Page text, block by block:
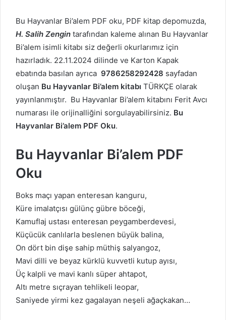
Bu Hayvanlar Bi’alem PDF oku, PDF kitap depomuzda,
H. Salih Zengin tarafından kaleme alınan Bu Hayvanlar
Bi’alem isimli kitabı siz değerli okurlarımız için
hazırladık. 22.11.2024 dilinde ve Karton Kapak
ebatında basılan ayrıca 9786258292428 sayfadan
oluşan Bu Hayvanlar Bi’alem kitabı TÜRKÇE olarak
yayınlanmıştır. Bu Hayvanlar Bi’alem kitabını Ferit Avcı
numarası ile orijinalliğini sorgulayabilirsiniz. Bu
Hayvanlar Bi’alem PDF Oku.
Bu Hayvanlar Bi’alem PDF
Oku
Boks maçı yapan enteresan kanguru,
Küre imalatçısı gülünç gübre böceği,
Kamuflaj ustası enteresan peygamberdevesi,
Küçücük canlılarla beslenen büyük balina,
On dört bin dişe sahip müthiş salyangoz,
Mavi dilli ve beyaz kürklü kuvvetli kutup ayısı,
Üç kalpli ve mavi kanlı süper ahtapot,
Altı metre sıçrayan tehlikeli leopar,
Saniyede yirmi kez gagalayan neşeli ağaçkakan…